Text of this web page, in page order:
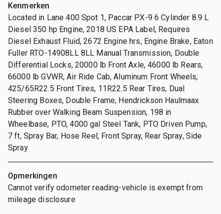
Kenmerken
Located in Lane 400 Spot 1, Paccar PX-9 6 Cylinder 8.9 L
Diesel 350 hp Engine, 2018 US EPA Label, Requires
Diesel Exhaust Fluid, 2672 Engine hrs, Engine Brake, Eaton
Fuller RTO-14908LL 8LL Manual Transmission, Double
Differential Locks, 20000 lb Front Axle, 46000 lb Rears,
66000 lb GVWR, Air Ride Cab, Aluminum Front Wheels,
425/65R22.5 Front Tires, 11R22.5 Rear Tires, Dual
Steering Boxes, Double Frame, Hendrickson Haulmaax
Rubber over Walking Beam Suspension, 198 in
Wheelbase, PTO, 4000 gal Steel Tank, PTO Driven Pump,
7 ft, Spray Bar, Hose Reel, Front Spray, Rear Spray, Side
Spray
Opmerkingen
Cannot verify odometer reading-vehicle is exempt from
mileage disclosure